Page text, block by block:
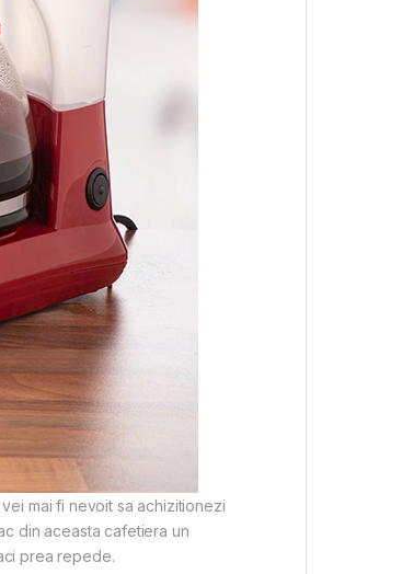
mai fi nevoit sa achizitionezi
din aceasta cafetiera un
prea repede.